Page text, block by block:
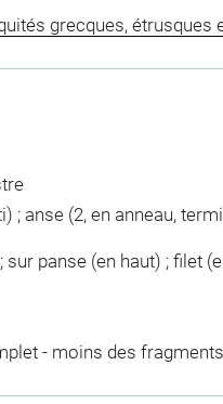
grecques, étrusques
; anse (2, en anneau,
sur panse (en haut) ; filet
- moins des